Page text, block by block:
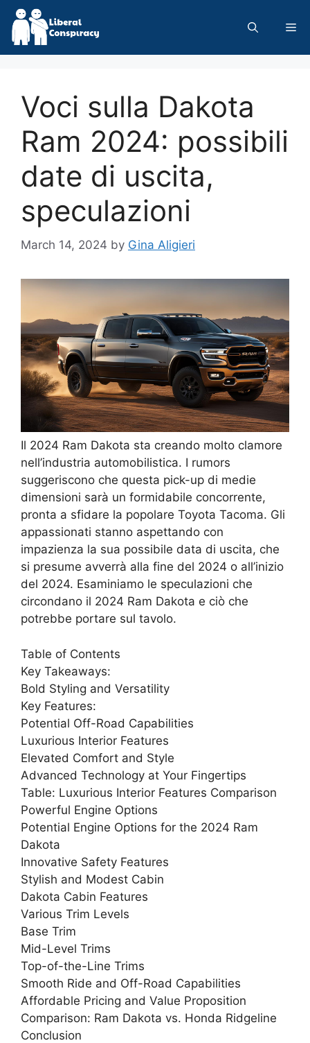
Skip
content
Voci sulla Dakota
Ram 2024: possibili
date di uscita,
speculazioni
March 14, 2024 by Gina Aligieri
Il 2024 Ram Dakota sta creando molto clamore
nell’industria automobilistica. I rumors
suggeriscono che questa pick-up di medie
dimensioni sarà un formidabile concorrente,
pronta a sfidare la popolare Toyota Tacoma. Gli
appassionati stanno aspettando con
impazienza la sua possibile data di uscita, che
si presume avverrà alla fine del 2024 o all’inizio
del 2024. Esaminiamo le speculazioni che
circondano il 2024 Ram Dakota e ciò che
potrebbe portare sul tavolo.
Table of Contents
Key Takeaways:
Bold Styling and Versatility
Key Features:
Potential Off-Road Capabilities
Luxurious Interior Features
Elevated Comfort and Style
Advanced Technology at Your Fingertips
Table: Luxurious Interior Features Comparison
Powerful Engine Options
Potential Engine Options for the 2024 Ram
Dakota
Innovative Safety Features
Stylish and Modest Cabin
Dakota Cabin Features
Various Trim Levels
Base Trim
Mid-Level Trims
Top-of-the-Line Trims
Smooth Ride and Off-Road Capabilities
Affordable Pricing and Value Proposition
Comparison: Ram Dakota vs. Honda Ridgeline
Conclusion